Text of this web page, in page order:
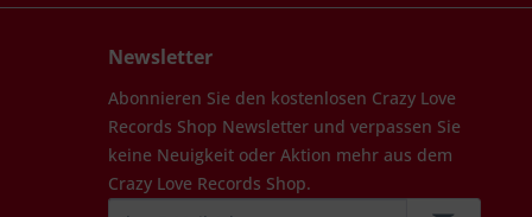
Newsletter
Abonnieren Sie den kostenlosen Crazy Love
Records Shop Newsletter und verpassen Sie
keine Neuigkeit oder Aktion mehr aus dem
Crazy Love Records Shop.